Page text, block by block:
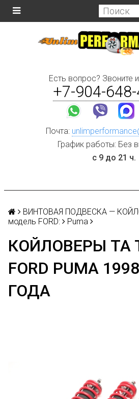
Есть вопрос? Звоните
+7-904-
Почта:
График работы: Без
с 9 до 21 ч.
ВИНТОВАЯ ПОДВЕСКА —
модель FORD:
Puma
КОЙЛОВЕРЫ TA
FORD PUMA
ГОДА